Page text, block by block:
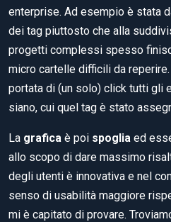
enterprise. Ad esempio è stata
dei tag piuttosto che alla
progetti complessi spesso
micro cartelle difficili da
portata di (un solo) click tutti gli
siano, cui quel tag è stato
La grafica è poi spoglia ed
allo scopo di dare massimo
degli utenti è innovativa e nel
senso di usabilità maggiore
mi è capitato di provare.